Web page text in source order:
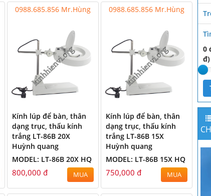
0988.685.856 Mr.Hùng
Kính lúp để bàn, thân
dạng trục, thấu kính
trắng LT-86B 20X
Huỳnh quang
MODEL: LT-86B 20X HQ
800,000 đ MUA
0988.685.856 Mr.Hùng
Kính lúp để bàn, thân
dạng trục, thấu kính
trắng LT-86B 15X
Huỳnh quang
MODEL: LT-86B 15X HQ
750,000 đ MUA
0
đ)